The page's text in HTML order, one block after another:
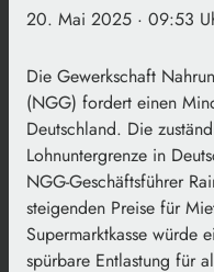
20. Mai 2025 · 09:53
Die Gewerkschaft
(NGG) fordert einen
Deutschland. Die
Lohnuntergrenze in
NGG-Geschäftsführer
steigenden Preise für
Supermarktkasse würde
spürbare Entlastung für